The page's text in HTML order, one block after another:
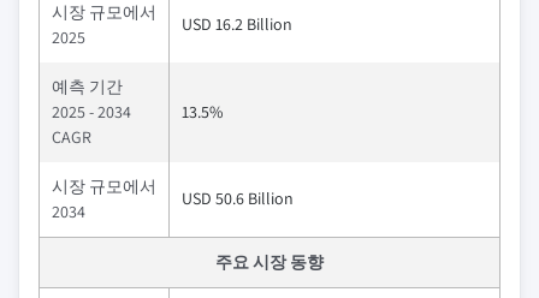
시장 규모에서
2025
USD 16.2 Billion
예측 기간
2025 - 2034
CAGR
13.5%
시장 규모에서
2034
USD 50.6 Billion
주요 시장 동향